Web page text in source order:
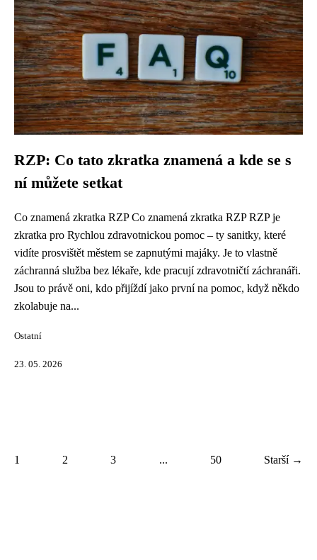
RZP: Co tato zkratka znamená a kde se s
ní můžete setkat
Co znamená zkratka RZP Co znamená zkratka RZP RZP je
zkratka pro Rychlou zdravotnickou pomoc – ty sanitky, které
vidíte prosvištět městem se zapnutými majáky. Je to vlastně
záchranná služba bez lékaře, kde pracují zdravotničtí záchranáři.
Jsou to právě oni, kdo přijíždí jako první na pomoc, když někdo
zkolabuje na...
Ostatní
23. 05. 2026
1 2 3 ... 50 Starší →